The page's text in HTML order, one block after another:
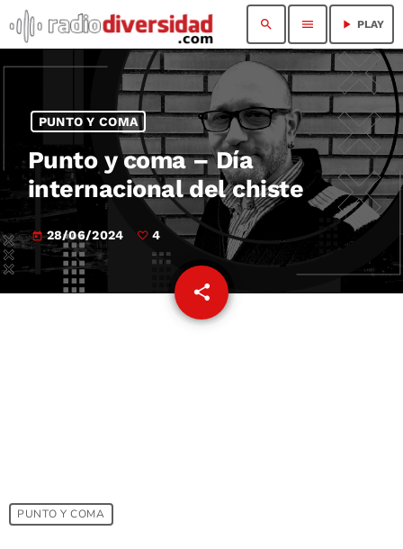
search menu play_arrow PLAY
PUNTO Y COMA
Punto y coma – Día
internacional del chiste
today 28/06/2024 4
share
email
PUNTO Y COMA